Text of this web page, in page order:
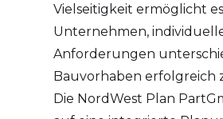
Vielseitigkeit ermöglicht
Unternehmen,
Anforderungen
Bauvorhaben erfolgreich
Die NordWest Plan